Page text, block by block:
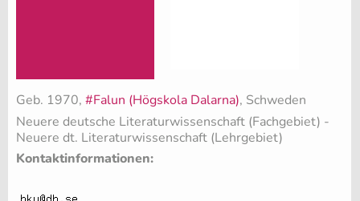
Geb. 1970, #Falun (Högskola Dalarna), Schweden
Neuere deutsche Literaturwissenschaft (Fachgebiet) -
Neuere dt. Literaturwissenschaft (Lehrgebiet)
Kontaktinformationen: